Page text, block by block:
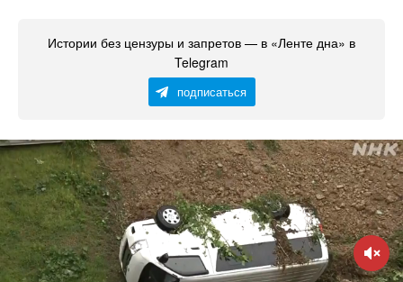
Истории без цензуры и запретов — в «Ленте дна» в
Telegram
подписаться